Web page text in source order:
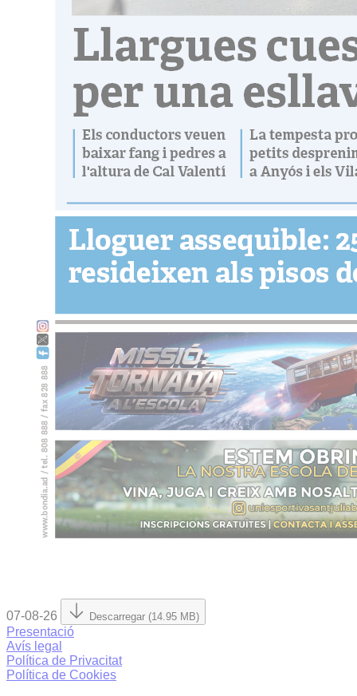
07-08-26 Descarregar (14.95 MB)
Presentació
Avís legal
Política de Privacitat
Política de Cookies